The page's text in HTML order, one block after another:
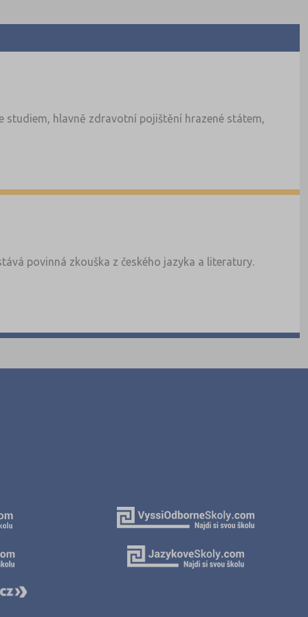
studiem, hlavně zdravotní pojištění hrazené státem,
povinná zkouška z českého jazyka a literatury.